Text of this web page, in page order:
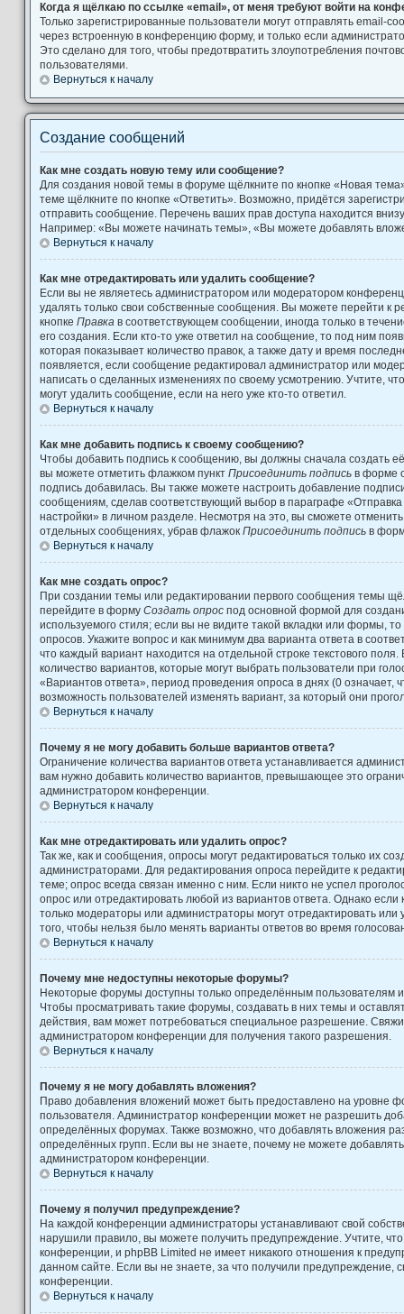
Когда я щёлкаю по ссылке «email», от меня требуют войти на
Только зарегистрированные пользователи могут отправлять email-
через встроенную в конференцию форму, и только если
Это сделано для того, чтобы предотвратить злоупотребления
пользователями.
Вернуться к началу
Создание сообщений
Как мне создать новую тему или сообщение?
Для создания новой темы в форуме щёлкните по кнопке «Новая
теме щёлкните по кнопке «Ответить». Возможно, придётся
отправить сообщение. Перечень ваших прав доступа находится
Например: «Вы можете начинать темы», «Вы можете добавлять
Вернуться к началу
Как мне отредактировать или удалить сообщение?
Если вы не являетесь администратором или модератором
удалять только свои собственные сообщения. Вы можете перейти к
кнопке Правка в соответствующем сообщении, иногда только в
его создания. Если кто-то уже ответил на сообщение, то под ним
которая показывает количество правок, а также дату и время
появляется, если сообщение редактировал администратор или
написать о сделанных изменениях по своему усмотрению. Учтите,
могут удалить сообщение, если на него уже кто-то ответил.
Вернуться к началу
Как мне добавить подпись к своему сообщению?
Чтобы добавить подпись к сообщению, вы должны сначала создать
вы можете отметить флажком пункт Присоединить подпись в форме
подпись добавилась. Вы также можете настроить добавление
сообщениям, сделав соответствующий выбор в параграфе
настройки» в личном разделе. Несмотря на это, вы сможете
отдельных сообщениях, убрав флажок Присоединить подпись в
Вернуться к началу
Как мне создать опрос?
При создании темы или редактировании первого сообщения темы
перейдите в форму Создать опрос под основной формой для
используемого стиля; если вы не видите такой вкладки или формы,
опросов. Укажите вопрос и как минимум два варианта ответа в
что каждый вариант находится на отдельной строке текстового
количество вариантов, которые могут выбрать пользователи при
«Вариантов ответа», период проведения опроса в днях (0 означает,
возможность пользователей изменять вариант, за который они
Вернуться к началу
Почему я не могу добавить больше вариантов ответа?
Ограничение количества вариантов ответа устанавливается
вам нужно добавить количество вариантов, превышающее это
администратором конференции.
Вернуться к началу
Как мне отредактировать или удалить опрос?
Так же, как и сообщения, опросы могут редактироваться только их
администраторами. Для редактирования опроса перейдите к
теме; опрос всегда связан именно с ним. Если никто не успел
опрос или отредактировать любой из вариантов ответа. Однако если
только модераторы или администраторы могут отредактировать или
того, чтобы нельзя было менять варианты ответов во время
Вернуться к началу
Почему мне недоступны некоторые форумы?
Некоторые форумы доступны только определённым пользователям
Чтобы просматривать такие форумы, создавать в них темы и
действия, вам может потребоваться специальное разрешение.
администратором конференции для получения такого разрешения.
Вернуться к началу
Почему я не могу добавлять вложения?
Право добавления вложений может быть предоставлено на уровне
пользователя. Администратор конференции может не разрешить
определённых форумах. Также возможно, что добавлять вложения
определённых групп. Если вы не знаете, почему не можете
администратором конференции.
Вернуться к началу
Почему я получил предупреждение?
На каждой конференции администраторы устанавливают свой
нарушили правило, вы можете получить предупреждение. Учтите,
конференции, и phpBB Limited не имеет никакого отношения к
данном сайте. Если вы не знаете, за что получили предупреждение,
конференции.
Вернуться к началу